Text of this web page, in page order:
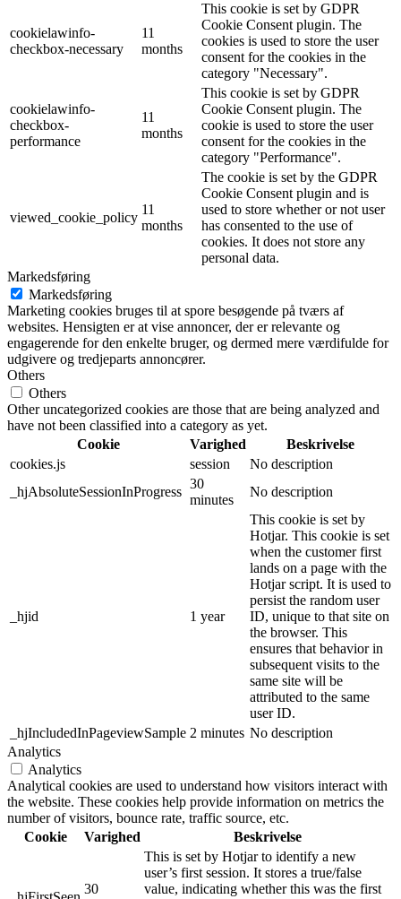
cookielawinfo-
checkbox-necessary
11
months
This cookie is set by GDPR
Cookie Consent plugin. The
cookies is used to store the user
consent for the cookies in the
category "Necessary".
cookielawinfo-
checkbox-
performance
11
months
This cookie is set by GDPR
Cookie Consent plugin. The
cookie is used to store the user
consent for the cookies in the
category "Performance".
viewed_cookie_policy
11
months
The cookie is set by the GDPR
Cookie Consent plugin and is
used to store whether or not user
has consented to the use of
cookies. It does not store any
personal data.
Markedsføring
Markedsføring
Marketing cookies bruges til at spore besøgende på tværs af
websites. Hensigten er at vise annoncer, der er relevante og
engagerende for den enkelte bruger, og dermed mere værdifulde for
udgivere og tredjeparts annoncører.
Others
Others
Other uncategorized cookies are those that are being analyzed and
have not been classified into a category as yet.
Cookie
Varighed
Beskrivelse
cookies.js
session
No description
_hjAbsoluteSessionInProgress
30
minutes
No description
_hjid 1 year
This cookie is set by
Hotjar. This cookie is set
when the customer first
lands on a page with the
Hotjar script. It is used to
persist the random user
ID, unique to that site on
the browser. This
ensures that behavior in
subsequent visits to the
same site will be
attributed to the same
user ID.
_hjIncludedInPageviewSample 2 minutes No description
Analytics
Analytics
Analytical cookies are used to understand how visitors interact with
the website. These cookies help provide information on metrics the
number of visitors, bounce rate, traffic source, etc.
Cookie
Varighed Beskrivelse
30
This is set by Hotjar to identify a new
user’s first session. It stores a true/false
value, indicating whether this was the first